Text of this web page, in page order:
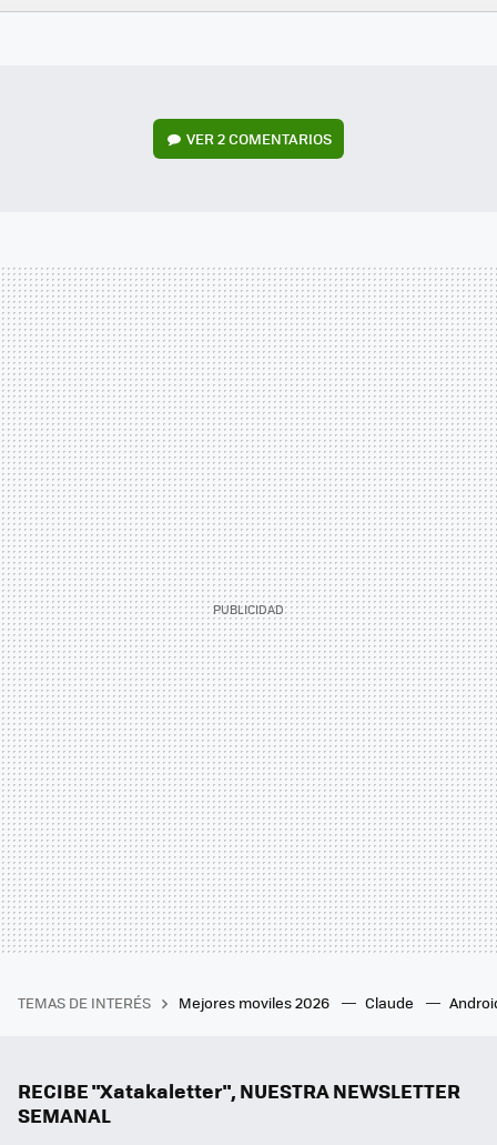
FACEBOOK
TWITTERFLIPBOARD
E-
WHATSAPP
VER2 COMENTARIOS
TEMAS DE INTERÉS Mejores moviles 2026 Claude
RECIBE "Xatakaletter", NUESTRA NEWSLETTER
SEMANAL